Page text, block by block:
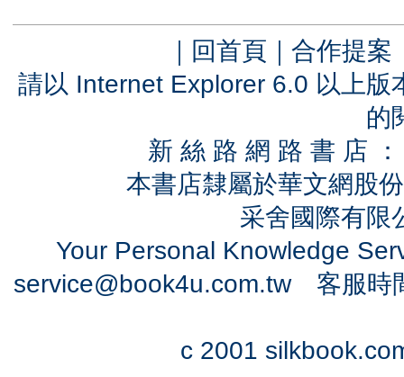
｜ 回首頁 ｜ 合作提案
請以 Internet Explorer 6.0 以上
的
新 絲 路 網 路 書 店
本書店隸屬於華文網股
采舍國際有
Your Personal Knowledge
service@book4u.com.tw客服時
c 2001